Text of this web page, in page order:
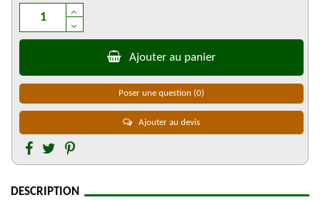
Ajouter au panier
Poser une question (0)
Ajouter au devis
DESCRIPTION